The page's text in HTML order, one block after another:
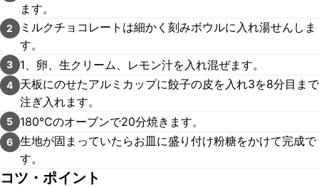
ます。
2
ミルクチョコレートは細かく刻みボウルに入れ湯せんしま
す。
3 1、卵、生クリーム、レモン汁を入れ混ぜます。
4
天板にのせたアルミカップに餃子の皮を入れ3を8分目まで
注ぎ入れます。
5 180℃のオーブンで20分焼きます。
6 生地が固まっていたらお皿に盛り付け粉糖をかけて完成で
す。
コツ・ポイント